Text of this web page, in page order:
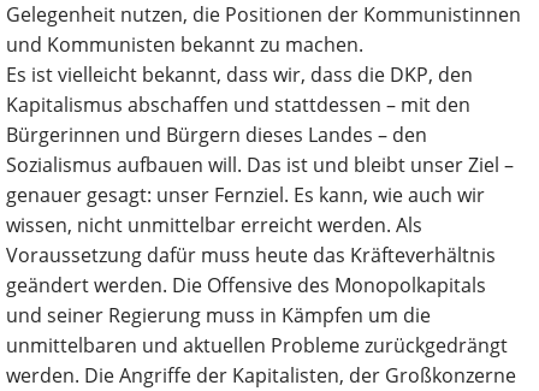
Gelegenheit nutzen, die Positionen der Kommunistinnen
und Kommunisten bekannt zu machen.
Es ist vielleicht bekannt, dass wir, dass die DKP, den
Kapitalismus abschaffen und stattdessen – mit den
Bürgerinnen und Bürgern dieses Landes – den
Sozialismus aufbauen will. Das ist und bleibt unser Ziel –
genauer gesagt: unser Fernziel. Es kann, wie auch wir
wissen, nicht unmittelbar erreicht werden. Als
Voraussetzung dafür muss heute das Kräfteverhältnis
geändert werden. Die Offensive des Monopolkapitals
und seiner Regierung muss in Kämpfen um die
unmittelbaren und aktuellen Probleme zurückgedrängt
werden. Die Angriffe der Kapitalisten, der Großkonzerne